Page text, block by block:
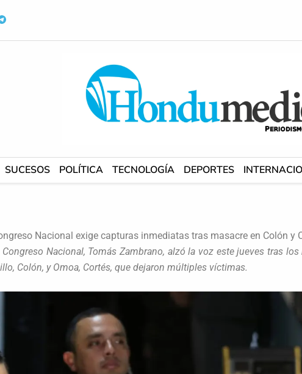
SUCESOS POLÍTICA TECNOLOGÍA DEPORTES
Nacional exige capturas inmediatas tras masacre en Colón y
Nacional, Tomás Zambrano, alzó la voz este jueves tras
Colón, y Omoa, Cortés, que dejaron múltiples víctimas.